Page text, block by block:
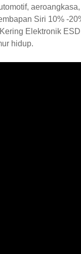
Siri 10% -
Elektronik
hidup.